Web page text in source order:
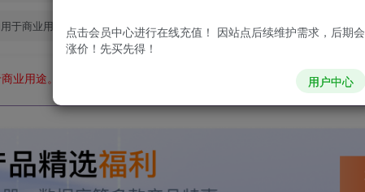
于商业用途。如有侵权、不妥之处，请第一时间联系我们删除！
用途。如有侵权、不妥之处，请第一时间联系我们删除！ Q群：
点击会员中心进行在线充值！ 因站点后续维护需求，后期会
涨价！先买先得！
用户中心